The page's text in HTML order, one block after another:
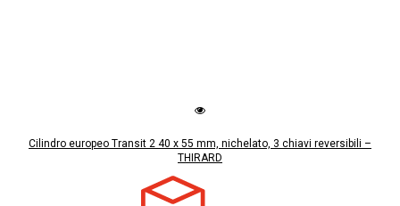
Cilindro europeo Transit 2 40 x 55 mm, nichelato, 3 chiavi reversibili –
THIRARD